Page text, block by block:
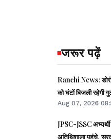
जरूर पढ़ें
Ranchi News:
को घंटों बिजली रहेगी
Aug 07, 2026
JPSC-JSSC
अतिथिशाला पहुंचे,